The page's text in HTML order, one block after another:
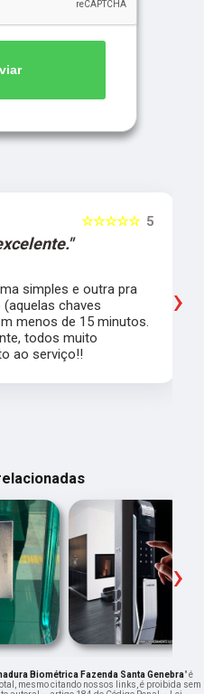
5
☆☆☆☆☆
simples e outra pra
chaves
menos de 15 minutos.
todos muito
ao serviço!!
›
›
Biométrica Fazenda Santa Genebra" é
mesmo citando nossos links, é proibida sem